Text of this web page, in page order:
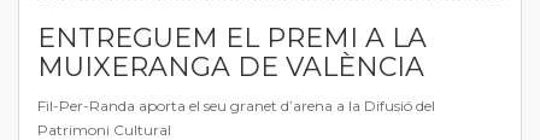
ENTREGUEM EL PREMI A LA
MUIXERANGA DE VALÈNCIA
Fil-Per-Randa aporta el seu granet d’arena a la Difusió del
Patrimoni Cultural